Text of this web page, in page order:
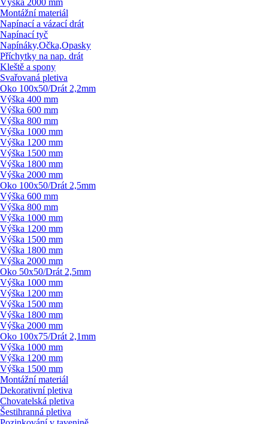
Výška 2000 mm
Montážní materiál
Napínací a vázací drát
Napínací tyč
Napínáky,Očka,Opasky
Příchytky na nap. drát
Kleště a spony
Svařovaná pletiva
Oko 100x50/Drát 2,2mm
Výška 400 mm
Výška 600 mm
Výška 800 mm
Výška 1000 mm
Výška 1200 mm
Výška 1500 mm
Výška 1800 mm
Výška 2000 mm
Oko 100x50/Drát 2,5mm
Výška 600 mm
Výška 800 mm
Výška 1000 mm
Výška 1200 mm
Výška 1500 mm
Výška 1800 mm
Výška 2000 mm
Oko 50x50/Drát 2,5mm
Výška 1000 mm
Výška 1200 mm
Výška 1500 mm
Výška 1800 mm
Výška 2000 mm
Oko 100x75/Drát 2,1mm
Výška 1000 mm
Výška 1200 mm
Výška 1500 mm
Montážní materiál
Dekorativní pletiva
Chovatelská pletiva
Šestihranná pletiva